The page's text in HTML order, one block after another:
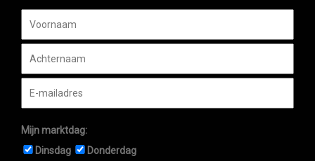
Mijn marktdag:
Dinsdag
Donderdag